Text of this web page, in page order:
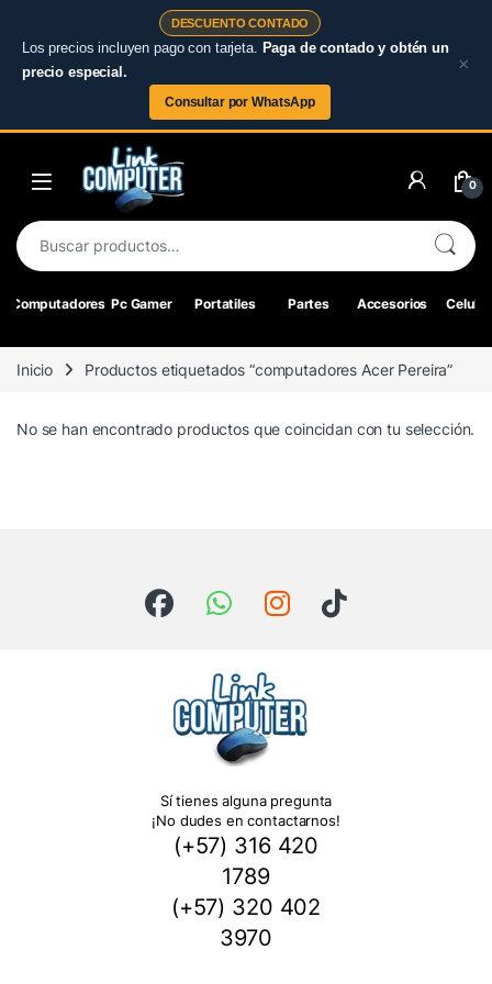
DESCUENTO CONTADO
Los precios incluyen pago con tarjeta. Paga de contado y obtén un
precio especial.
Consultar por WhatsApp
×
Skip to navigation
0
Buscar por:
Computadores Pc Gamer Portatiles Partes Accesorios
Inicio Productos etiquetados “computadores Acer Pereira”
No se han encontrado productos que coincidan con tu selección.
Sí tienes alguna pregunta
¡No dudes en contactarnos!
(+57) 316 420
1789
(+57) 320 402
3970